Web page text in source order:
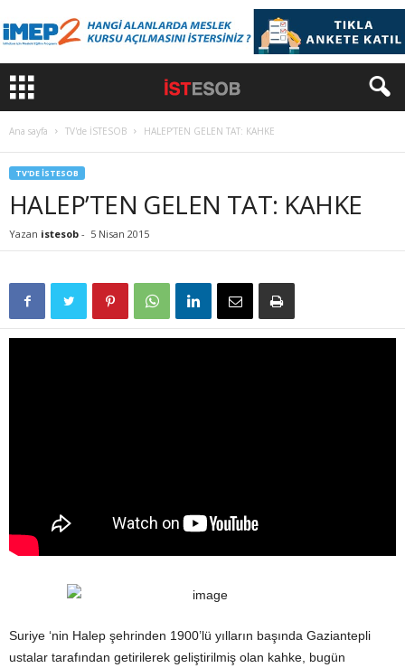
Ana sayfa TV'de İSTESOB HALEP’TEN GELEN TAT: KAHKE
TV'DE İSTESOB
HALEP’TEN GELEN TAT: KAHKE
Yazan istesob - 5 Nisan 2015
Suriye ‘nin Halep şehrinden 1900’lü yılların başında Gaziantepli
ustalar tarafından getirilerek geliştirilmiş olan kahke, bugün